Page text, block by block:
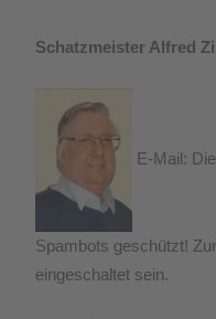
Schatzmeister Alfred
E-Mail:
Spambots geschützt!
eingeschaltet sein.